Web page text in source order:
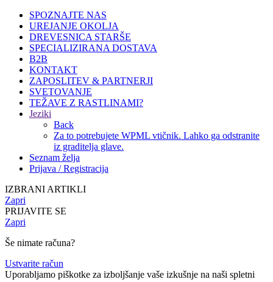
SPOZNAJTE NAS
UREJANJE OKOLJA
DREVESNICA STARŠE
SPECIALIZIRANA DOSTAVA
B2B
KONTAKT
ZAPOSLITEV & PARTNERJI
SVETOVANJE
TEŽAVE Z RASTLINAMI?
Jeziki
Back
Za to potrebujete WPML vtičnik. Lahko ga odstranite
iz graditelja glave.
Seznam želja
Prijava / Registracija
IZBRANI ARTIKLI
Zapri
PRIJAVITE SE
Zapri
Še nimate računa?
Ustvarite račun
Uporabljamo piškotke za izboljšanje vaše izkušnje na naši spletni